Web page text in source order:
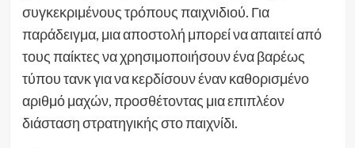
συγκεκριμένους τρόπους παιχνιδιού. Για
παράδειγμα, μια αποστολή μπορεί να απαιτεί από
τους παίκτες να χρησιμοποιήσουν ένα βαρέως
τύπου τανκ για να κερδίσουν έναν καθορισμένο
αριθμό μαχών, προσθέτοντας μια επιπλέον
διάσταση στρατηγικής στο παιχνίδι.